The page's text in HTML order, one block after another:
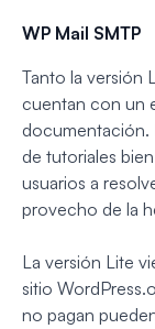
WP Mail SMTP
Tanto la versión
cuentan con un
documentación.
de tutoriales
usuarios a
provecho de la
La versión Lite
sitio
no pagan